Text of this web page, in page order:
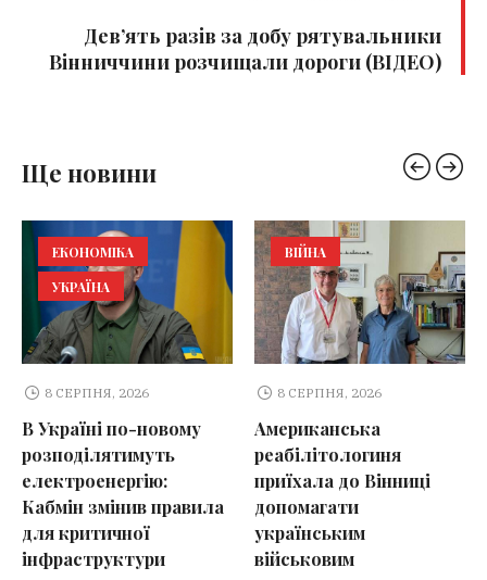
Дев’ять разів за добу рятувальники
Вінниччини розчищали дороги (ВІДЕО)
Ще новини
ЕКОНОМІКА
УКРАЇНА
8 СЕРПНЯ, 2026
В Україні по-новому
розподілятимуть
електроенергію:
Кабмін змінив правила
для критичної
інфраструктури
ВІЙНА
8 СЕРПНЯ, 2026
Американська
реабілітологиня
приїхала до Вінниці
допомагати
українським
військовим